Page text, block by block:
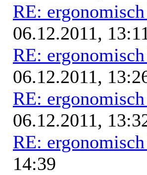
RE:
06.12.2011,
RE:
06.12.2011,
RE:
06.12.2011,
RE:
14:39